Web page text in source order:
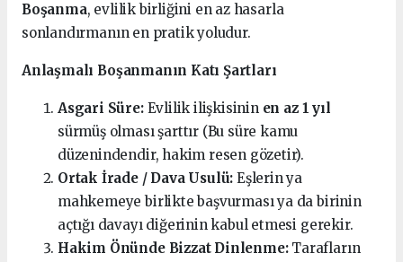
Boşanma, evlilik birliğini en az hasarla
sonlandırmanın en pratik yoludur.
Anlaşmalı Boşanmanın Katı Şartları
Asgari Süre:Evlilik ilişkisinin en az 1 yıl
sürmüş olması şarttır (Bu süre kamu
düzenindendir, hakim resen gözetir).
Ortak İrade / Dava Usulü: Eşlerin ya
mahkemeye birlikte başvurması ya da birinin
açtığı davayı diğerinin kabul etmesi gerekir.
Hakim Önünde Bizzat Dinlenme:Tarafların